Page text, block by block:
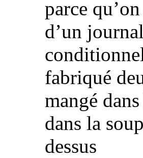
parce
d’un
fabriqué
mangé
dans la
dessus